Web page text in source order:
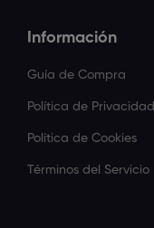
Información
Guía de Compra
Política de Privacidad
Política de Cookies
Términos del Servicio